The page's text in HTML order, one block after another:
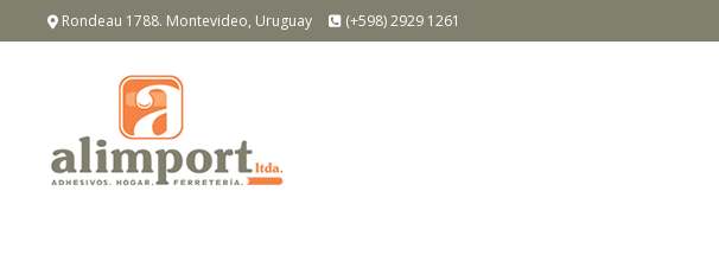
Rondeau 1788. Montevideo, Uruguay (+598) 2929 1261